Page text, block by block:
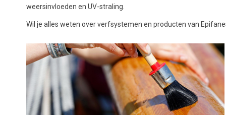
weersinvloeden en UV-straling.
Wil je alles weten over verfsystemen en producten van